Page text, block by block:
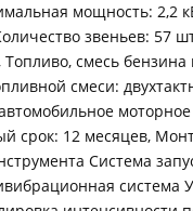
мощность: 2,2
звеньев: 57
смесь бензина
смеси:
срок: 12 месяцев,
Система
система